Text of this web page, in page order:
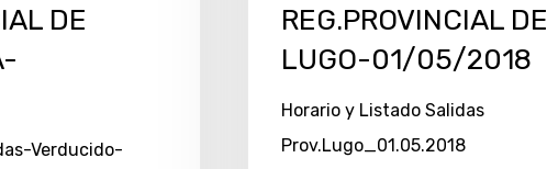
DE
Verducido-
REG.PROVINCIAL DE
LUGO-01/05/2018
Horario y Listado Salidas
Prov.Lugo_01.05.2018